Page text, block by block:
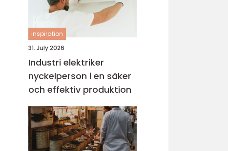
inspiration
31. July 2026
Industri elektriker
nyckelperson i en säker
och effektiv produktion